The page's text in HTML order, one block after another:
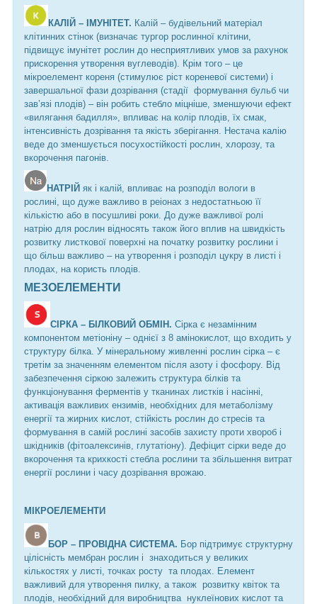
КАЛІЙ – ІМУНІТЕТ. Калій – будівельний матеріал
клітинних стінок (визначає тургор рослинної клітини,
підвищує імунітет рослин до несприятливих умов за рахунок
прискорення утворення вуглеводів). Крім того – це
мікроелемент кореня (стимулює ріст кореневої системи) і
завершальної фази дозрівання (стадії формування бульб чи
зав’язі плодів) – він робить стебло міцніше, зменшуючи ефект
«вилягання бадилля», впливає на колір плодів, їх смак,
інтенсивність дозрівання та якість зберігання. Нестача калію
веде до зменшується посухостійкості рослин, хлорозу, та
вкорочення пагонів.
НАТРІЙ як і калій, впливає на розподіл вологи в
рослині, що дуже важливо в реіонах з недостатньою її
кількістю або в посушливі роки. До дуже важливої ролі
натрію для рослин відносять також його вплив на швидкість
розвитку листкової поверхні на початку розвитку рослини і
що більш важливо – на утворення і розподіл цукру в листі і
плодах, на користь плодів.
МЕЗОЕЛЕМЕНТИ
СІРКА – БІЛКОВИЙ ОБМІН. Сірка є незамінним
компонентом метіоніну – однієї з 8 амінокислот, що входить у
структуру білка. У мінеральному живленні рослин сірка – є
третім за значенням елементом після азоту і фосфору. Від
забезпечення сіркою залежить структура білків та
функціонування ферментів у тканинах листків і насінні,
активація важливих ензимів, необхідних для метаболізму
енергії та жирних кислот, стійкість рослин до стресів та
формування в самій рослині засобів захисту проти хвороб і
шкідників (фітоалексинів, глутатіону). Дефіцит сірки веде до
вкорочення та крихкості стебла рослини та збільшення витрат
енергії рослини і часу дозрівання врожаю.
МІКРОЕЛЕМЕНТИ
БОР – ПРОВІДНА СИСТЕМА. Бор підтримує структурну
цілісність мембран рослин і знаходиться у великих
кількостях у листі, точках росту та плодах. Елемент
важливий для утворення пилку, а також розвитку квіток та
плодів, необхідний для виробництва нуклеїнових кислот та